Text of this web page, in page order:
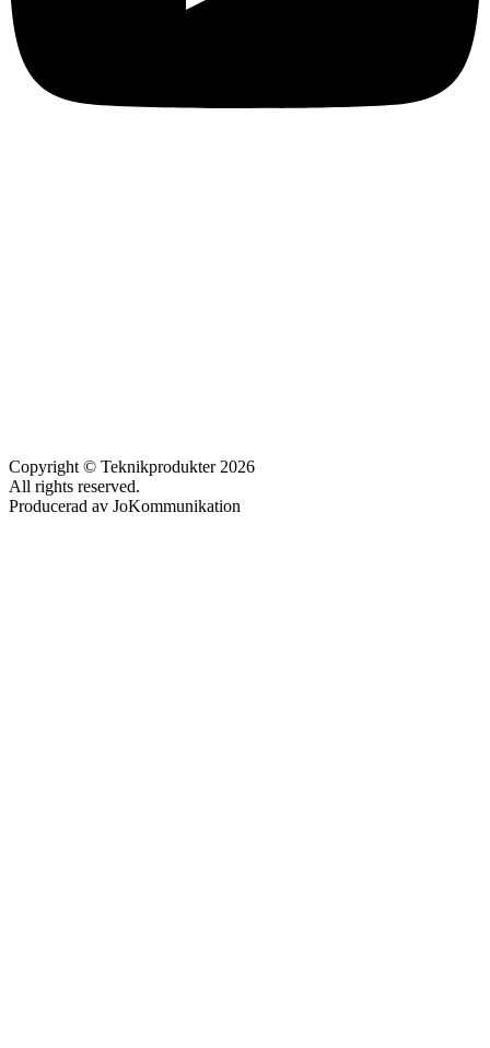
Copyright © Teknikprodukter 2026
All rights reserved.
Producerad av JoKommunikation